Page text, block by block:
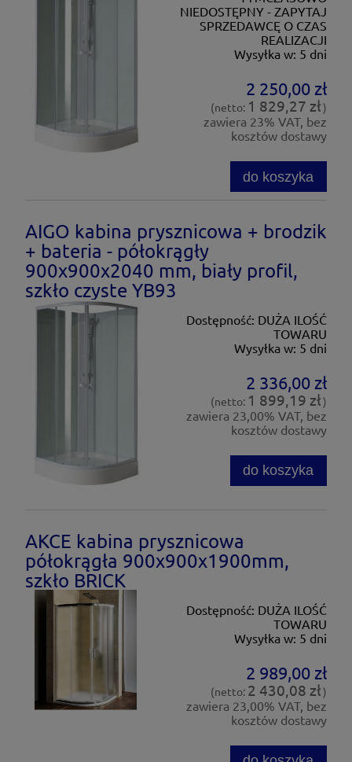
NIEDOSTĘPNY - ZAPYTAJ
SPRZEDAWCĘ O CZAS
REALIZACJI
Wysyłka w: 5 dni
2 250,00 zł
(netto: 1 829,27 zł)
zawiera 23% VAT, bez
kosztów dostawy
do koszyka
AIGO kabina prysznicowa + brodzik
+ bateria - półokrągły
900x900x2040 mm, biały profil,
szkło czyste YB93
Dostępność: DUŻA ILOŚĆ
TOWARU
Wysyłka w: 5 dni
2 336,00 zł
(netto: 1 899,19 zł)
zawiera 23,00% VAT, bez
kosztów dostawy
do koszyka
AKCE kabina prysznicowa
półokrągła 900x900x1900mm,
szkło BRICK
Dostępność: DUŻA ILOŚĆ
TOWARU
Wysyłka w: 5 dni
2 989,00 zł
(netto: 2 430,08 zł)
zawiera 23,00% VAT, bez
kosztów dostawy